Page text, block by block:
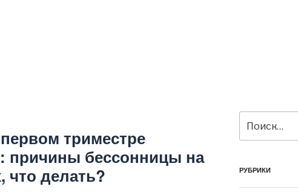
триместре
причины бессонницы на
что делать?
РУБРИКИ